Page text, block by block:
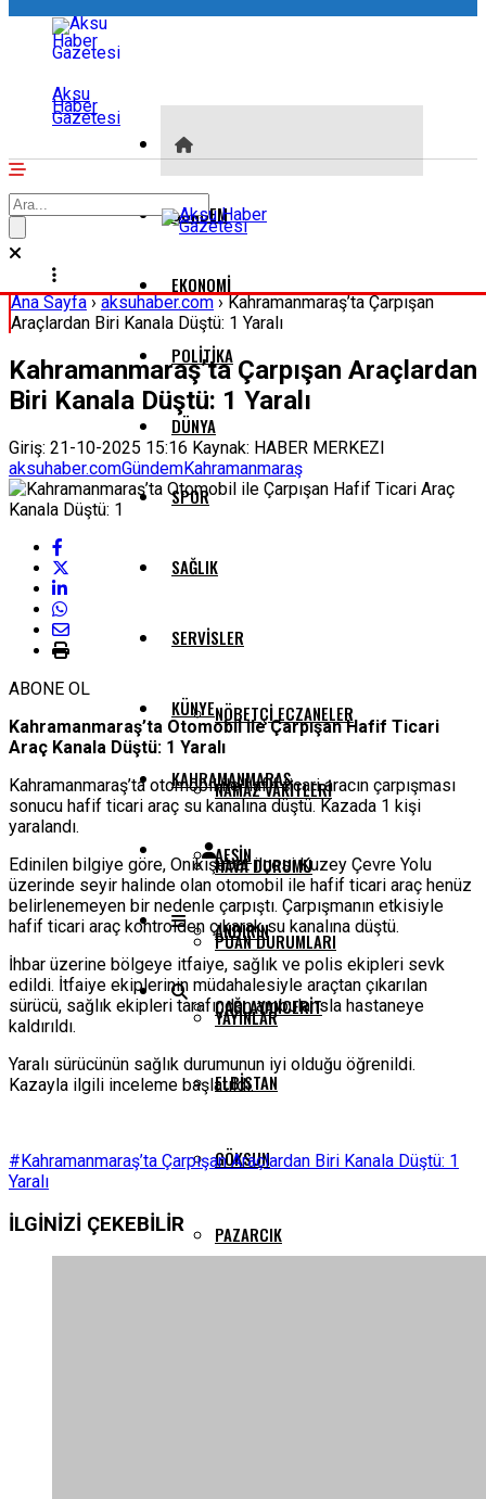
Aksu
Haber
Gazetesi
GÜNDEM
EKONOMI
POLITIKA
DÜNYA
SPOR
SAĞLIK
SERVISLER
NÖBETÇI ECZANELER
NAMAZ VAKITLERI
HAVA DURUMU
PUAN DURUMLARI
YAYINLAR
KÜNYE
KAHRAMANMARAŞ
AFŞIN
ANDIRIN
ÇAĞLAYANCERIT
ELBISTAN
GÖKSUN
PAZARCIK
Ana Sayfa›aksuhaber.com›Kahramanmaraş’ta Çarpışan
Araçlardan Biri Kanala Düştü: 1 Yaralı
Kahramanmaraş’ta Çarpışan Araçlardan
Biri Kanala Düştü: 1 Yaralı
Giriş: 21-10-2025 15:16 Kaynak: HABER MERKEZI
aksuhaber.comGündemKahramanmaraş
ABONE OL
Kahramanmaraş’ta Otomobil ile Çarpışan Hafif Ticari
Araç Kanala Düştü: 1 Yaralı
Kahramanmaraş’ta otomobil ile hafif ticari aracın çarpışması
sonucu hafif ticari araç su kanalına düştü. Kazada 1 kişi
yaralandı.
Edinilen bilgiye göre, Onikişubat ilçesi Kuzey Çevre Yolu
üzerinde seyir halinde olan otomobil ile hafif ticari araç henüz
belirlenemeyen bir nedenle çarpıştı. Çarpışmanın etkisiyle
hafif ticari araç kontrolden çıkarak su kanalına düştü.
İhbar üzerine bölgeye itfaiye, sağlık ve polis ekipleri sevk
edildi. İtfaiye ekiplerinin müdahalesiyle araçtan çıkarılan
sürücü, sağlık ekipleri tarafından ambulansla hastaneye
kaldırıldı.
Yaralı sürücünün sağlık durumunun iyi olduğu öğrenildi.
Kazayla ilgili inceleme başlatıldı.
#Kahramanmaraş’ta Çarpışan Araçlardan Biri Kanala Düştü: 1
Yaralı
İLGİNİZİ ÇEKEBİLİR